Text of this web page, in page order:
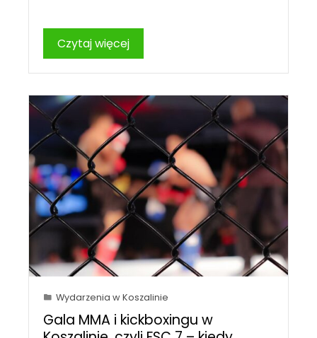
Czytaj więcej
Wydarzenia w Koszalinie
Gala MMA i kickboxingu w